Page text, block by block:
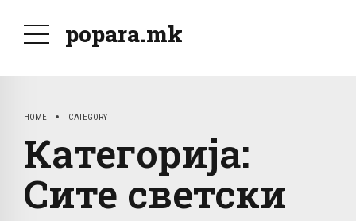
popara.mk
HOME CATEGORY
Категорија:
Сите светски